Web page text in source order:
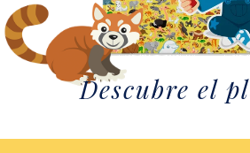
Descubre el